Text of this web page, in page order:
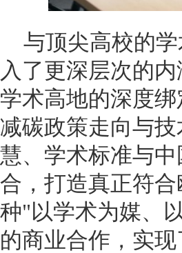
与顶尖高校的
入了更深层次的
学术高地的深度
减碳政策走向与
慧、学术标准与
合，打造真正符
种"以学术为媒、
的商业合作，实